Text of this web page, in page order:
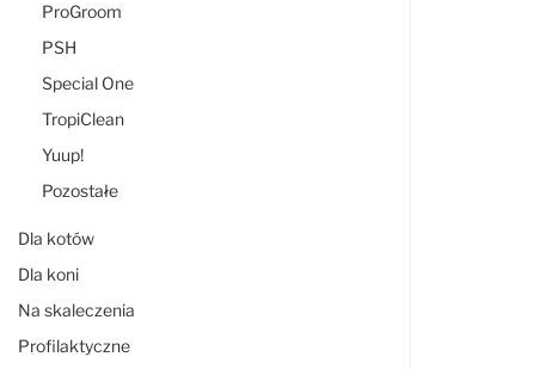
ProGroom
PSH
Special One
TropiClean
Yuup!
Pozostałe
Dla kotów
Dla koni
Na skaleczenia
Profilaktyczne